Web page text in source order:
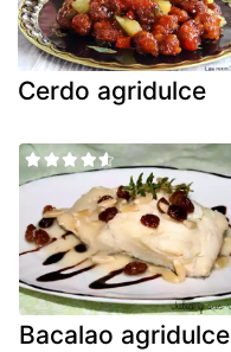
Cerdo agridulce
Bacalao agridulce